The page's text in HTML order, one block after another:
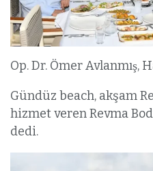
Op. Dr. Ömer Avlanmış,
Gündüz beach, akşam
hizmet veren Revma
dedi.